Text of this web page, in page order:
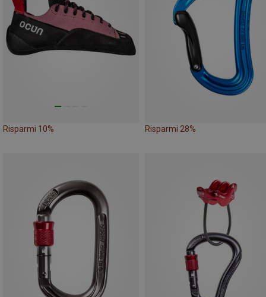
Risparmi 10% Risparmi 28%